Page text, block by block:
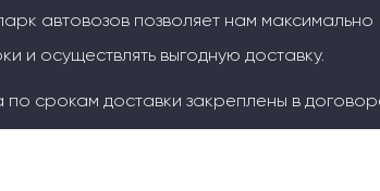
автовозов позволяет нам максимально
и осуществлять выгодную доставку.
по срокам доставки закреплены в